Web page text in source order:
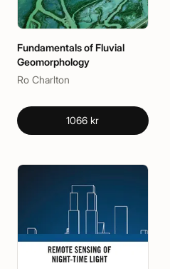
Fundamentals of Fluvial
Geomorphology
Ro Charlton
1066 kr